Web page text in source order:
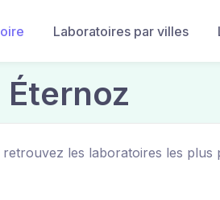
Laboratoires par villes
les laboratoires les plus